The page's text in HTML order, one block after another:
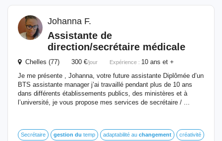
Johanna F.
Assistante de
direction/secrétaire médicale
Chelles (77) 300 €/jour Expérience : 10 ans et +
Je me présente , Johanna, votre future assistante Diplômée d’un
BTS assistante manager j’ai travaillé pendant plus de 10 ans
dans différents établissements publics, des ministères et à
l’université, je vous propose mes services de secrétaire / ...
Secrétaire gestion du temp adaptabilité au changement créativité